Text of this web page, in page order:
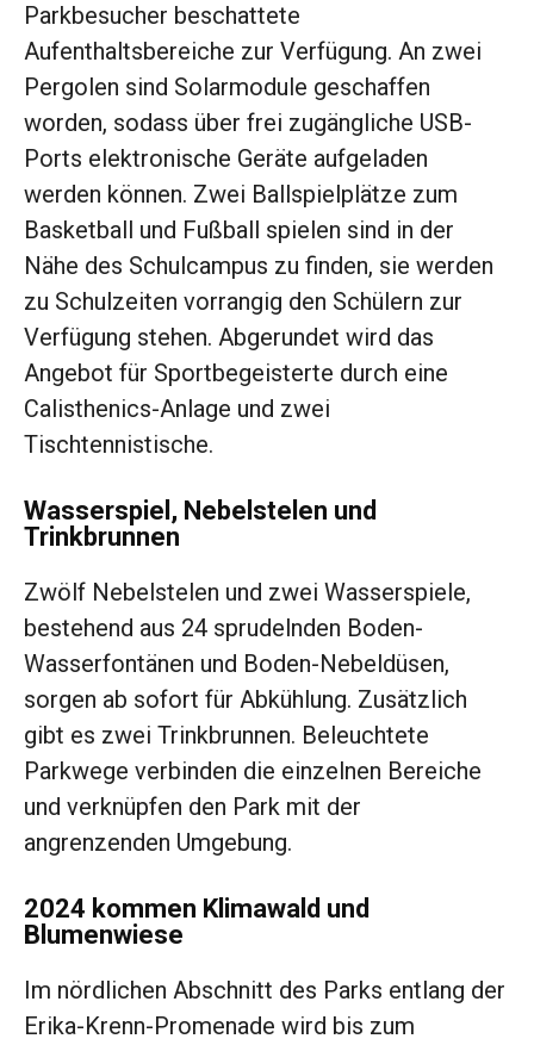
Parkbesucher beschattete
Aufenthaltsbereiche zur Verfügung. An zwei
Pergolen sind Solarmodule geschaffen
worden, sodass über frei zugängliche USB-
Ports elektronische Geräte aufgeladen
werden können. Zwei Ballspielplätze zum
Basketball und Fußball spielen sind in der
Nähe des Schulcampus zu finden, sie werden
zu Schulzeiten vorrangig den Schülern zur
Verfügung stehen. Abgerundet wird das
Angebot für Sportbegeisterte durch eine
Calisthenics-Anlage und zwei
Tischtennistische.
Wasserspiel, Nebelstelen und
Trinkbrunnen
Zwölf Nebelstelen und zwei Wasserspiele,
bestehend aus 24 sprudelnden Boden-
Wasserfontänen und Boden-Nebeldüsen,
sorgen ab sofort für Abkühlung. Zusätzlich
gibt es zwei Trinkbrunnen. Beleuchtete
Parkwege verbinden die einzelnen Bereiche
und verknüpfen den Park mit der
angrenzenden Umgebung.
2024 kommen Klimawald und
Blumenwiese
Im nördlichen Abschnitt des Parks entlang der
Erika-Krenn-Promenade wird bis zum